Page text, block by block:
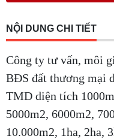
NỘI DUNG CHI TIẾT
Công ty tư vấn, môi
BĐS đất thương mại
TMD diện tích
5000m2, 6000m2,
10.000m2, 1ha, 2ha,